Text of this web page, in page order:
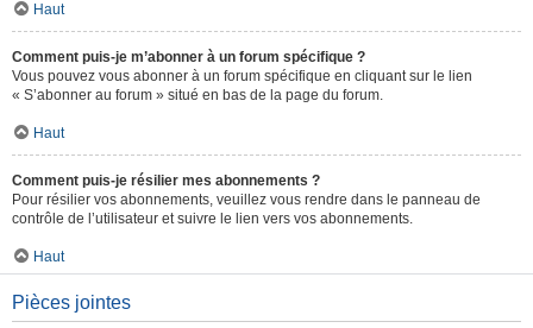
Haut
Comment puis-je m’abonner à un forum spécifique ?
Vous pouvez vous abonner à un forum spécifique en cliquant sur le lien
« S’abonner au forum » situé en bas de la page du forum.
Haut
Comment puis-je résilier mes abonnements ?
Pour résilier vos abonnements, veuillez vous rendre dans le panneau de
contrôle de l’utilisateur et suivre le lien vers vos abonnements.
Haut
Pièces jointes